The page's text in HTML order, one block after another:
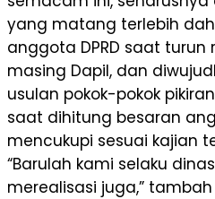
yang matang terlebih
anggota DPRD saat turun
masing Dapil, dan
usulan pokok-pokok
saat dihitung besaran
mencukupi sesuai kajian
“Barulah kami selaku
merealisasi juga,”